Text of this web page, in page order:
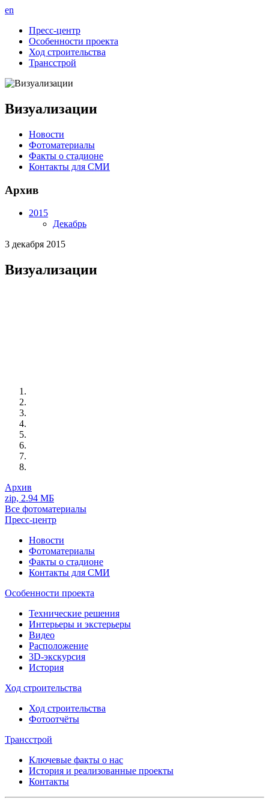
en
Пресс-центр
Особенности проекта
Ход строительства
Трансстрой
Визуализации
Новости
Фотоматериалы
Факты о стадионе
Контакты для СМИ
Архив
2015
Декабрь
3 декабря 2015
Визуализации
Архив
zip, 2.94 МБ
Все фотоматериалы
Пресс-центр
Новости
Фотоматериалы
Факты о стадионе
Контакты для СМИ
Особенности проекта
Технические решения
Интерьеры и экстерьеры
Видео
Расположение
3D-экскурсия
История
Ход строительства
Ход строительства
Фотоотчёты
Трансстрой
Ключевые факты о нас
История и реализованные проекты
Контакты